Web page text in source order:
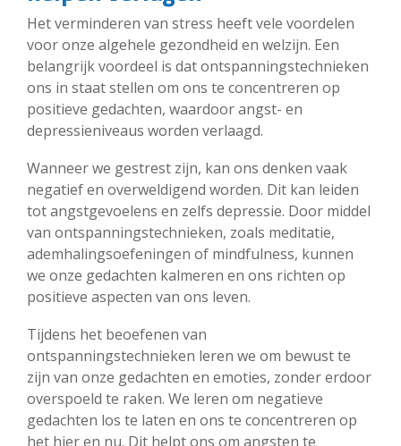
Het verminderen van stress heeft vele voordelen
voor onze algehele gezondheid en welzijn. Een
belangrijk voordeel is dat ontspanningstechnieken
ons in staat stellen om ons te concentreren op
positieve gedachten, waardoor angst- en
depressieniveaus worden verlaagd.
Wanneer we gestrest zijn, kan ons denken vaak
negatief en overweldigend worden. Dit kan leiden
tot angstgevoelens en zelfs depressie. Door middel
van ontspanningstechnieken, zoals meditatie,
ademhalingsoefeningen of mindfulness, kunnen
we onze gedachten kalmeren en ons richten op
positieve aspecten van ons leven.
Tijdens het beoefenen van
ontspanningstechnieken leren we om bewust te
zijn van onze gedachten en emoties, zonder erdoor
overspoeld te raken. We leren om negatieve
gedachten los te laten en ons te concentreren op
het hier en nu. Dit helpt ons om angsten te